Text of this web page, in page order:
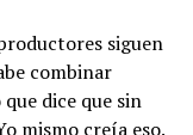
siguen
combinar
dice que sin
mismo creía eso.